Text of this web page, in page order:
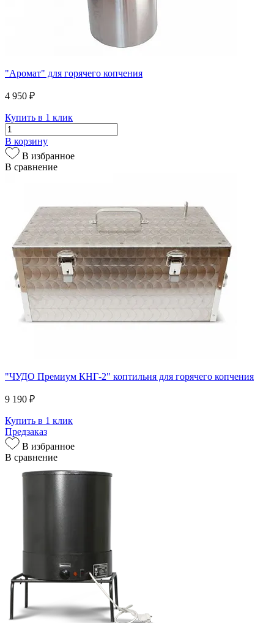
"Аромат" для горячего копчения
4 950 ₽
Купить в 1 клик
В корзину
В избранное
В сравнение
"ЧУДО Премиум КНГ-2" коптильня для горячего копчения
9 190 ₽
Купить в 1 клик
Предзаказ
В избранное
В сравнение